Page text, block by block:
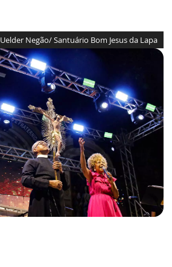
Uelder Negão/ Santuário Bom Jesus da Lapa